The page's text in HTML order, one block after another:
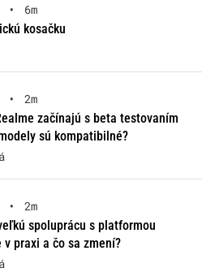
•
6m
kosačku
•
2m
začínajú s beta testovaním
sú kompatibilné?
•
2m
spoluprácu s platformou
praxi a čo sa zmení?